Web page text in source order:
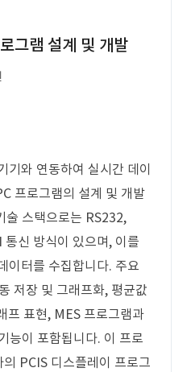
그램 설계 및 개발
기와 연동하여 실시간 데이
프로그램의 설계 및 개발
술 스택으로는 RS232,
신 방식이 있으며, 이를
이터를 수집합니다. 주요
저장 및 그래프화, 평균값
프 표현, MES 프로그램과
능이 포함됩니다. 이 프로
PCIS 디스플레이 프로그